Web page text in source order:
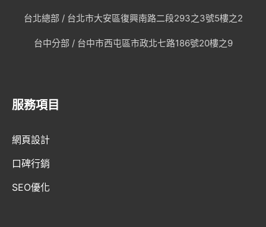
台北總部 / 台北市大安區復興南路二段293之3號5樓之2
台中分部 / 台中市西屯區市政北七路186號20樓之9
服務項目
網頁設計
口碑行銷
SEO優化